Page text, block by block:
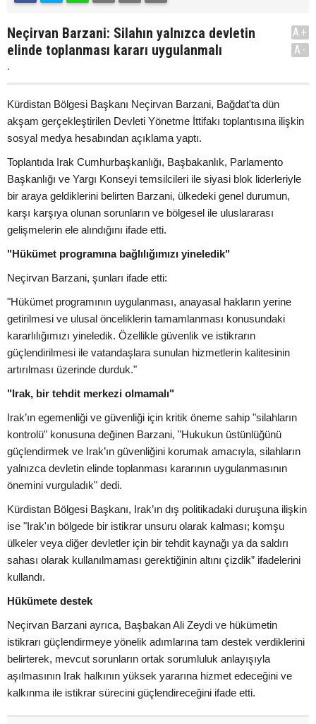
Neçirvan Barzani: Silahın yalnızca devletin
elinde toplanması kararı uygulanmalı
.
A+
A-
Kürdistan Bölgesi Başkanı Neçirvan Barzani, Bağdat'ta dün
akşam gerçekleştirilen Devleti Yönetme İttifakı toplantısına ilişkin
sosyal medya hesabından açıklama yaptı.
Toplantıda Irak Cumhurbaşkanlığı, Başbakanlık, Parlamento
Başkanlığı ve Yargı Konseyi temsilcileri ile siyasi blok liderleriyle
bir araya geldiklerini belirten Barzani, ülkedeki genel durumun,
karşı karşıya olunan sorunların ve bölgesel ile uluslararası
gelişmelerin ele alındığını ifade etti.
"Hükümet programına bağlılığımızı yineledik"
Neçirvan Barzani, şunları ifade etti:
"Hükümet programının uygulanması, anayasal hakların yerine
getirilmesi ve ulusal önceliklerin tamamlanması konusundaki
kararlılığımızı yineledik. Özellikle güvenlik ve istikrarın
güçlendirilmesi ile vatandaşlara sunulan hizmetlerin kalitesinin
artırılması üzerinde durduk."
"Irak, bir tehdit merkezi olmamalı"
Irak’ın egemenliği ve güvenliği için kritik öneme sahip "silahların
kontrolü" konusuna değinen Barzani, "Hukukun üstünlüğünü
güçlendirmek ve Irak’ın güvenliğini korumak amacıyla, silahların
yalnızca devletin elinde toplanması kararının uygulanmasının
önemini vurguladık" dedi.
Kürdistan Bölgesi Başkanı, Irak’ın dış politikadaki duruşuna ilişkin
ise "Irak'ın bölgede bir istikrar unsuru olarak kalması; komşu
ülkeler veya diğer devletler için bir tehdit kaynağı ya da saldırı
sahası olarak kullanılmaması gerektiğinin altını çizdik” ifadelerini
kullandı.
Hükümete destek
Neçirvan Barzani ayrıca, Başbakan Ali Zeydi ve hükümetin
istikrarı güçlendirmeye yönelik adımlarına tam destek verdiklerini
belirterek, mevcut sorunların ortak sorumluluk anlayışıyla
aşılmasının Irak halkının yüksek yararına hizmet edeceğini ve
kalkınma ile istikrar sürecini güçlendireceğini ifade etti.